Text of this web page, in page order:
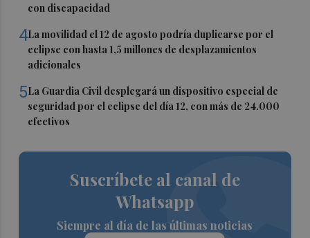
con discapacidad
4La movilidad el 12 de agosto podría duplicarse por el
eclipse con hasta 1,5 millones de desplazamientos
adicionales
5La Guardia Civil desplegará un dispositivo especial de
seguridad por el eclipse del día 12, con más de 24.000
efectivos
Suscríbete al canal de
Whatsapp
Siempre al día de las últimas noticias